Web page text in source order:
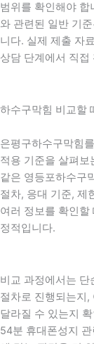
범위를 확인해야
와 관련된 일반 기
니다. 실제 제출 자
상담 단계에서 직접
하수구막힘 비교할
은평구하수구막힘
적용 기준을 살펴
같은 영등포하수구
절차, 응대 기준, 제
여러 정보를 확인
정적입니다.
비교 과정에서는 단
절차로 진행되는지,
달라질 수 있는지
54분 휴대폰성지